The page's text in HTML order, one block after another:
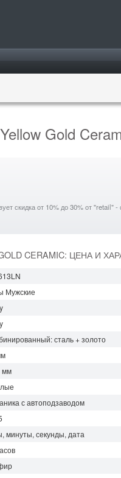
Gold
скидка от 10% до 30% от "retail"
CERAMIC: ЦЕНА И
Мужские
сталь + золото
мм
с автоподзаводом
минуты, секунды, дата